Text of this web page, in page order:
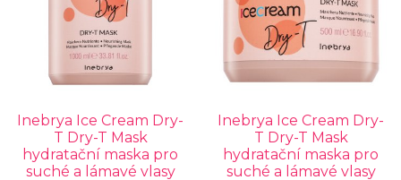
Inebrya Ice Cream Dry-
T Dry-T Mask
hydratační maska pro
suché a lámavé vlasy
Inebrya Ice Cream Dry-
T Dry-T Mask
hydratační maska pro
suché a lámavé vlasy